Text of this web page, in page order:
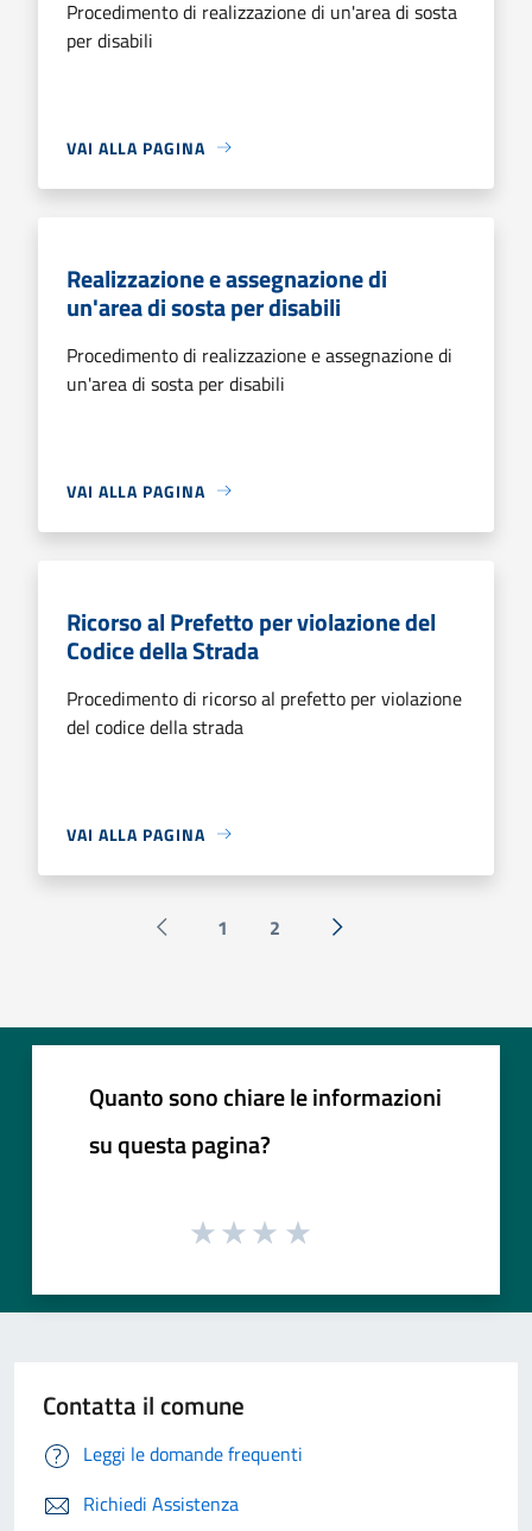
Procedimento di realizzazione di un'area di sosta
per disabili
VAI ALLA PAGINA
Realizzazione e assegnazione di
un'area di sosta per disabili
Procedimento di realizzazione e assegnazione di
un'area di sosta per disabili
VAI ALLA PAGINA
Ricorso al Prefetto per violazione del
Codice della Strada
Procedimento di ricorso al prefetto per violazione
del codice della strada
VAI ALLA PAGINA
Pagina precedente
1 2 Successiva »
Quanto sono chiare le informazioni
su questa pagina?
Contatta il comune
Leggi le domande frequenti
Richiedi Assistenza